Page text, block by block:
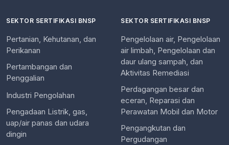
SEKTOR SERTIFIKASI BNSP
Pertanian, Kehutanan, dan
Perikanan
Pertambangan dan
Penggalian
Industri Pengolahan
Pengadaan Listrik, gas,
uap/air panas dan udara
dingin
SEKTOR SERTIFIKASI BNSP
Pengelolaan air, Pengelolaan
air limbah, Pengelolaan dan
daur ulang sampah, dan
Aktivitas Remediasi
Perdagangan besar dan
eceran, Reparasi dan
Perawatan Mobil dan Motor
Pengangkutan dan
Pergudangan